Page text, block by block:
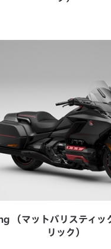
（マットバリスティッ
リック）